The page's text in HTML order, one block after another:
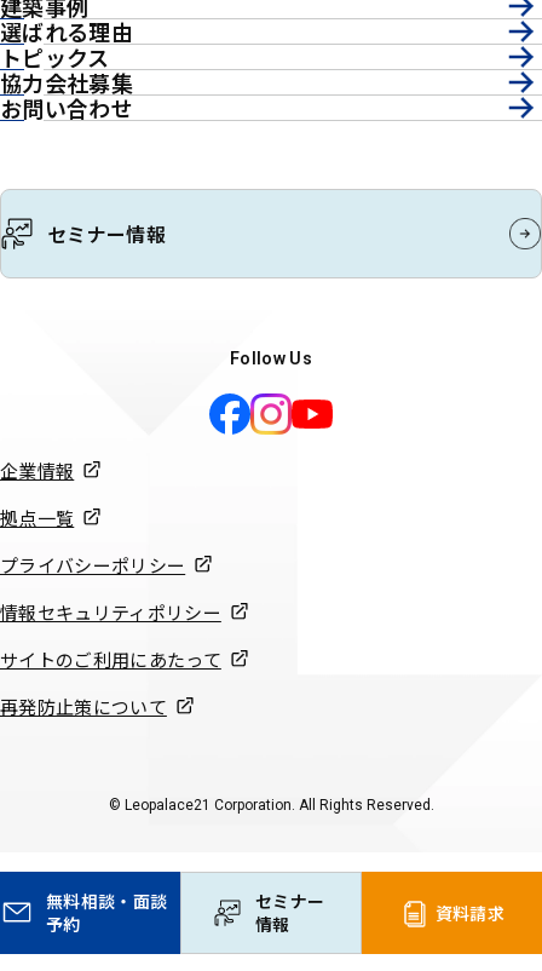
無料相談・ 面談
予約
セミナー
情報
資料請求
選ばれる理由
トピックス
協力会社募集
お問い合わせ
セミナー情報
Follow Us
企業情報
拠点一覧
プライバシーポリシー
情報セキュリティポリシー
サイトのご利用にあたって
再発防止策について
© Leopalace21 Corporation. All Rights Reserved.